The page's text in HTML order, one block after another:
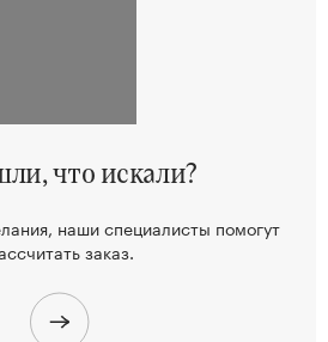
что искали?
нашиспециалисты помогут
заказ.